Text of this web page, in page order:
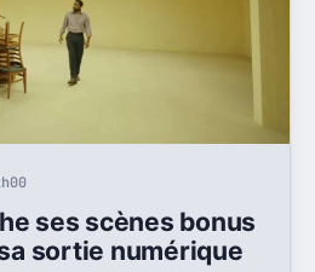
ses scènes bonus
sortie numérique